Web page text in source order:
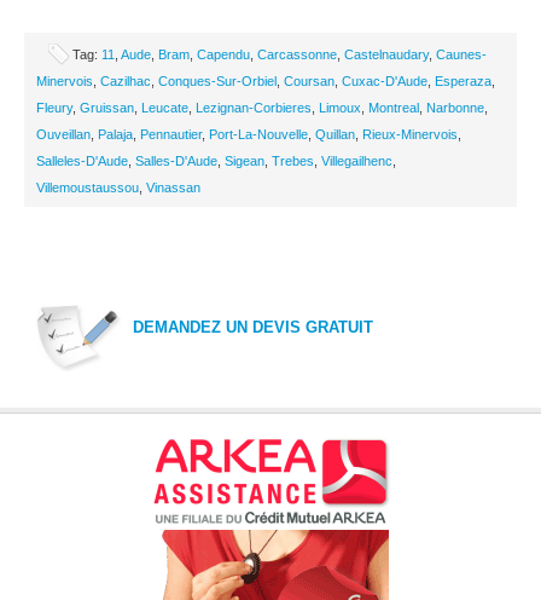
Tag: 11 Aude Bram Capendu Carcassonne Castelnaudary, Caunes-
Minervois Cazilhac Conques-Sur-Orbiel Coursan Cuxac-D'Aude Esperaza
Fleury, Gruissan Leucate Lezignan-Corbieres Limoux Montreal Narbonne
Ouveillan Palaja Pennautier, Port-La-Nouvelle Quillan Rieux-Minervois
Salleles-D'Aude Salles-D'Aude Sigean Trebes Villegailhenc
Villemoustaussou Vinassan
DEMANDEZ UN DEVIS GRATUIT